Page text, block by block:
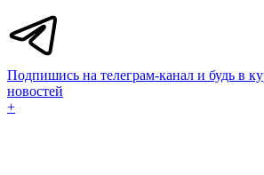
Подпишись на телеграм-канал и будь в
новостей
+